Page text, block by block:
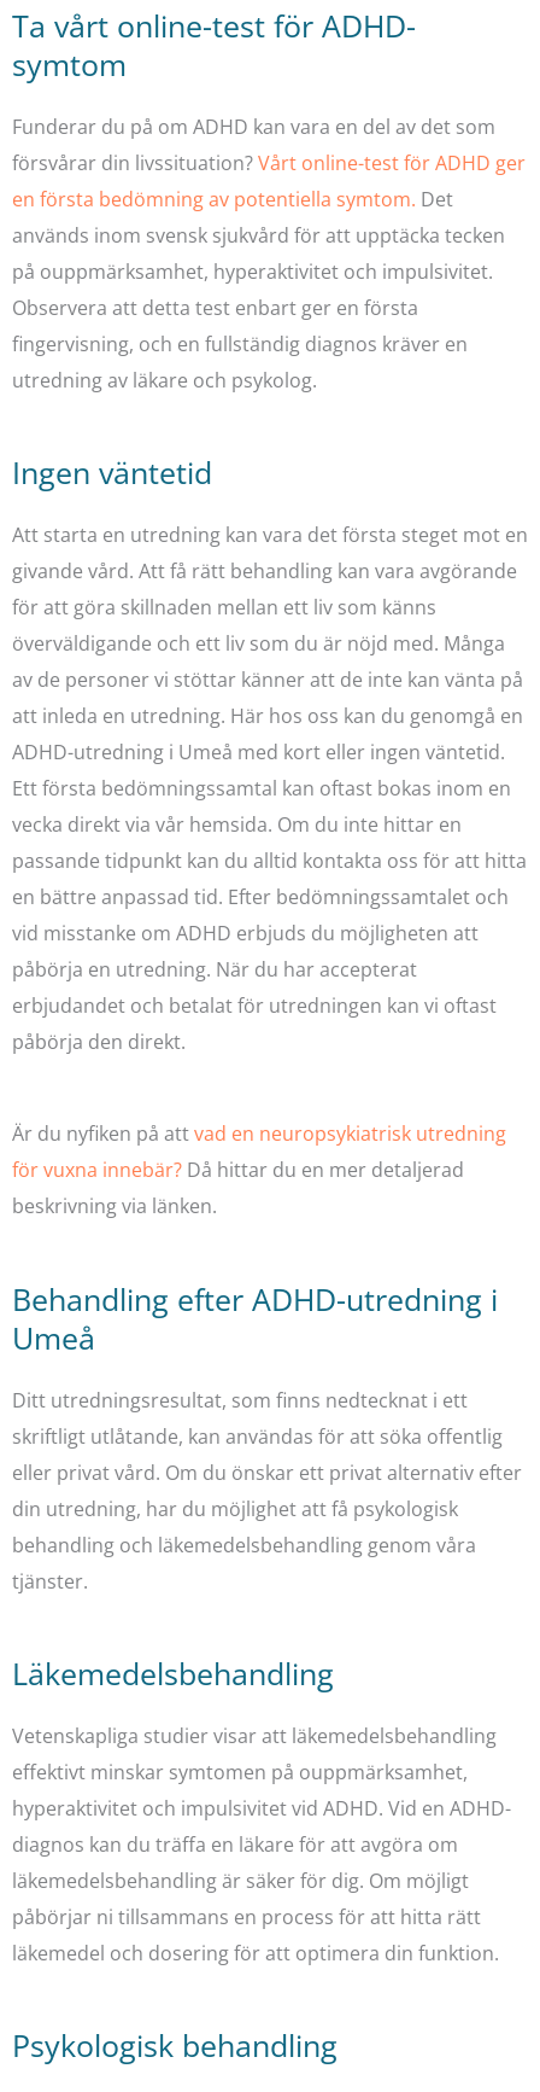
Ta vårt online-test för ADHD-
symtom
Funderar du på om ADHD kan vara en del av det som
försvårar din livssituation?Vårt online-test för ADHD ger
en första bedömning av potentiella symtom. Det
används inom svensk sjukvård för att upptäcka tecken
på ouppmärksamhet, hyperaktivitet och impulsivitet.
Observera att detta test enbart ger en första
fingervisning, och en fullständig diagnos kräver en
utredning av läkare och psykolog.
Ingen väntetid
Att starta en utredning kan vara det första steget mot en
givande vård. Att få rätt behandling kan vara avgörande
för att göra skillnaden mellan ett liv som känns
överväldigande och ett liv som du är nöjd med. Många
av de personer vi stöttar känner att de inte kan vänta på
att inleda en utredning. Här hos oss kan du genomgå en
ADHD-utredning i Umeå med kort eller ingen väntetid.
Ett första bedömningssamtal kan oftast bokas inom en
vecka direkt via vår hemsida. Om du inte hittar en
passande tidpunkt kan du alltid kontakta oss för att hitta
en bättre anpassad tid. Efter bedömningssamtalet och
vid misstanke om ADHD erbjuds du möjligheten att
påbörja en utredning. När du har accepterat
erbjudandet och betalat för utredningen kan vi oftast
påbörja den direkt.
Är du nyfiken på attvad en neuropsykiatrisk utredning
för vuxna innebär? Då hittar du en mer detaljerad
beskrivning via länken.
Behandling efter ADHD-utredning i
Umeå
Ditt utredningsresultat, som finns nedtecknat i ett
skriftligt utlåtande, kan användas för att söka offentlig
eller privat vård. Om du önskar ett privat alternativ efter
din utredning, har du möjlighet att få psykologisk
behandling och läkemedelsbehandling genom våra
tjänster.
Läkemedelsbehandling
Vetenskapliga studier visar att läkemedelsbehandling
effektivt minskar symtomen på ouppmärksamhet,
hyperaktivitet och impulsivitet vid ADHD. Vid en ADHD-
diagnos kan du träffa en läkare för att avgöra om
läkemedelsbehandling är säker för dig. Om möjligt
påbörjar ni tillsammans en process för att hitta rätt
läkemedel och dosering för att optimera din funktion.
Psykologisk behandling